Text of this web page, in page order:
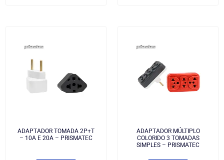
ADAPTADOR TOMADA 2P+T
– 10A E 20A – PRISMATEC
ADAPTADOR MÚLTIPLO
COLORIDO 3 TOMADAS
SIMPLES – PRISMATEC